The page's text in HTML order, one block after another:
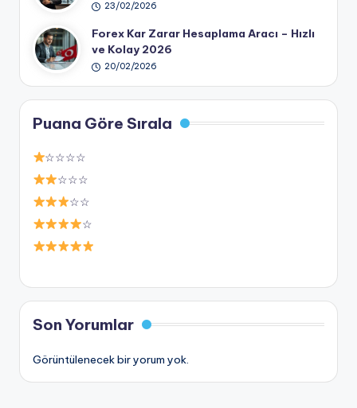
23/02/2026
Forex Kar Zarar Hesaplama Aracı – Hızlı
ve Kolay 2026
20/02/2026
Puana Göre Sırala
☆☆☆☆
☆☆☆
☆☆
☆
Son Yorumlar
Görüntülenecek bir yorum yok.